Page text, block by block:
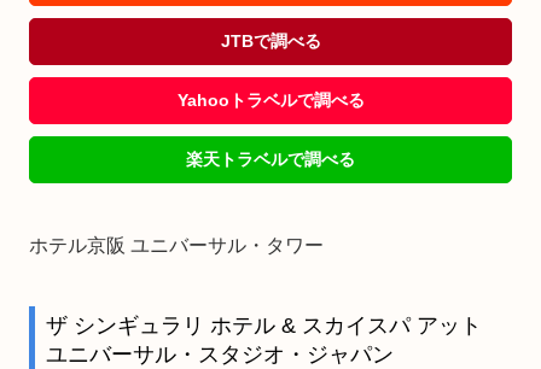
JTBで調べる
Yahooトラベルで調べる
楽天トラベルで調べる
ホテル京阪 ユニバーサル・タワー
ザ シンギュラリ ホテル & スカイスパ アット
ユニバーサル・スタジオ・ジャパン